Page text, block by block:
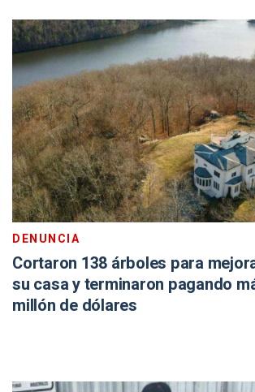
DENUNCIA
Cortaron 138 árboles para
su casa y terminaron pagando
millón de dólares